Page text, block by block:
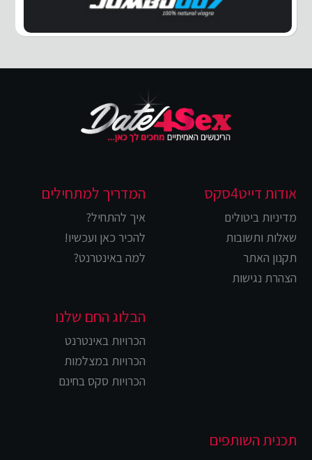
אודות דייט4סקס
מדיניות ביטולים
שאלות ותשובות
תקנון האתר
הצהרת נגישות
המדריך למתחילים
איך להתחיל?
להכיר כאן ועכשיו!
למה באינטרנט?
הבלוג החם שלנו
הכרויות באינטרנט
הכרויות במצלמות
הכרויות סקס בחינם
תכנית השותפים